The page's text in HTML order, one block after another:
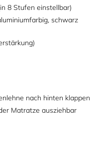
8 Stufen einstellbar)
schwarz
nach hinten klappen
Matratze ausziehbar